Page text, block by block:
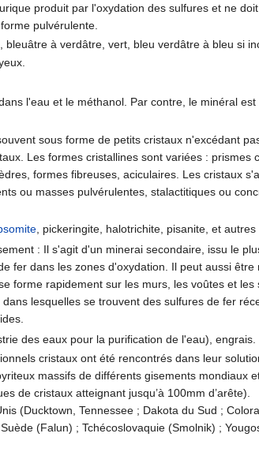
produit par l'oxydation des sulfures et ne
pulvérulente.
bleuâtre à verdâtre, vert, bleu verdâtre à bleu si
l'eau et le méthanol. Par contre, le minéral
sous forme de petits cristaux n'excédant
Les formes cristallines sont variées : prismes
formes fibreuses, aciculaires. Les cristaux
ou masses pulvérulentes, stalactitiques ou
, pickeringite, halotrichite, pisanite, et autres
: Il s'agit d'un minerai secondaire, issu le
fer dans les zones d'oxydation. Il peut aussi
forme rapidement sur les murs, les voûtes et les
lesquelles se trouvent des sulfures de fer
des eaux pour la purification de l'eau), engrais.
cristaux ont été rencontrés dans leur
massifs de différents gisements mondiaux
de cristaux atteignant jusqu’à 100mm d’arête).
(Ducktown, Tennessee ; Dakota du Sud ;
(Falun) ; Tchécoslovaquie (Smolnik) ;